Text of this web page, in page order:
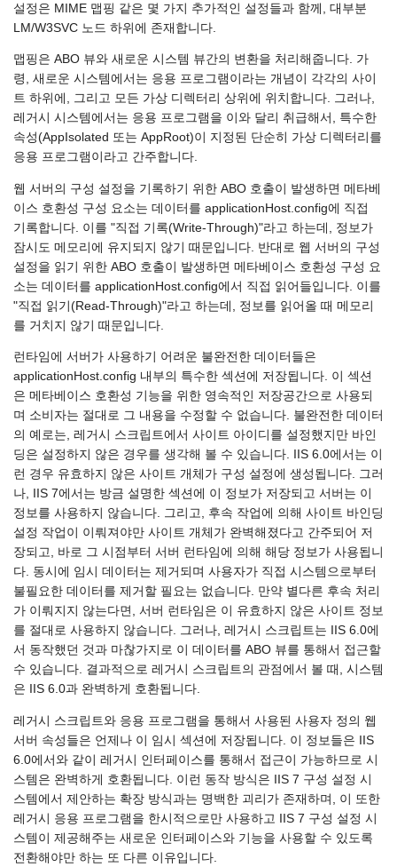
설정은 MIME 맵핑 같은 몇 가지 추가적인 설정들과 함께, 대부분
LM/W3SVC 노드 하위에 존재합니다.
맵핑은 ABO 뷰와 새로운 시스템 뷰간의 변환을 처리해줍니다. 가
령, 새로운 시스템에서는 응용 프로그램이라는 개념이 각각의 사이
트 하위에, 그리고 모든 가상 디렉터리 상위에 위치합니다. 그러나,
레거시 시스템에서는 응용 프로그램을 이와 달리 취급해서, 특수한
속성(AppIsolated 또는 AppRoot)이 지정된 단순히 가상 디렉터리를
응용 프로그램이라고 간주합니다.
웹 서버의 구성 설정을 기록하기 위한 ABO 호출이 발생하면 메타베
이스 호환성 구성 요소는 데이터를 applicationHost.config에 직접
기록합니다. 이를 "직접 기록(Write-Through)"라고 하는데, 정보가
잠시도 메모리에 유지되지 않기 때문입니다. 반대로 웹 서버의 구성
설정을 읽기 위한 ABO 호출이 발생하면 메타베이스 호환성 구성 요
소는 데이터를 applicationHost.config에서 직접 읽어들입니다. 이를
"직접 읽기(Read-Through)"라고 하는데, 정보를 읽어올 때 메모리
를 거치지 않기 때문입니다.
런타임에 서버가 사용하기 어려운 불완전한 데이터들은
applicationHost.config 내부의 특수한 섹션에 저장됩니다. 이 섹션
은 메타베이스 호환성 기능을 위한 영속적인 저장공간으로 사용되
며 소비자는 절대로 그 내용을 수정할 수 없습니다. 불완전한 데이터
의 예로는, 레거시 스크립트에서 사이트 아이디를 설정했지만 바인
딩은 설정하지 않은 경우를 생각해 볼 수 있습니다. IIS 6.0에서는 이
런 경우 유효하지 않은 사이트 개체가 구성 설정에 생성됩니다. 그러
나, IIS 7에서는 방금 설명한 섹션에 이 정보가 저장되고 서버는 이
정보를 사용하지 않습니다. 그리고, 후속 작업에 의해 사이트 바인딩
설정 작업이 이뤄져야만 사이트 개체가 완벽해졌다고 간주되어 저
장되고, 바로 그 시점부터 서버 런타임에 의해 해당 정보가 사용됩니
다. 동시에 임시 데이터는 제거되며 사용자가 직접 시스템으로부터
불필요한 데이터를 제거할 필요는 없습니다. 만약 별다른 후속 처리
가 이뤄지지 않는다면, 서버 런타임은 이 유효하지 않은 사이트 정보
를 절대로 사용하지 않습니다. 그러나, 레거시 스크립트는 IIS 6.0에
서 동작했던 것과 마찮가지로 이 데이터를 ABO 뷰를 통해서 접근할
수 있습니다. 결과적으로 레거시 스크립트의 관점에서 볼 때, 시스템
은 IIS 6.0과 완벽하게 호환됩니다.
레거시 스크립트와 응용 프로그램을 통해서 사용된 사용자 정의 웹
서버 속성들은 언제나 이 임시 섹션에 저장됩니다. 이 정보들은 IIS
6.0에서와 같이 레거시 인터페이스를 통해서 접근이 가능하므로 시
스템은 완벽하게 호환됩니다. 이런 동작 방식은 IIS 7 구성 설정 시
스템에서 제안하는 확장 방식과는 명백한 괴리가 존재하며, 이 또한
레거시 응용 프로그램을 한시적으로만 사용하고 IIS 7 구성 설정 시
스템이 제공해주는 새로운 인터페이스와 기능을 사용할 수 있도록
전환해야만 하는 또 다른 이유입니다.